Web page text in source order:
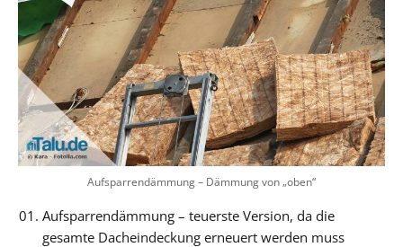
Aufsparrendämmung – Dämmung von „oben“
Aufsparrendämmung – teuerste Version, da die
gesamte Dacheindeckung erneuert werden muss